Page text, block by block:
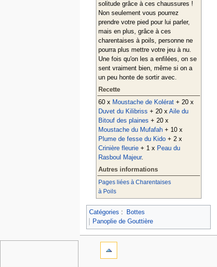
solitude grâce à ces chaussures !
Non seulement vous pourrez
prendre votre pied pour lui parler,
mais en plus, grâce à ces
charentaises à poils, personne ne
pourra plus mettre votre jeu à nu.
Une fois qu'on les a enfilées, on se
sent vraiment bien, même si on a
un peu honte de sortir avec.
Recette
60 x Moustache de Kolérat+ 20 x
Duvet du Kilibriss + 20 x Aile du
Bitouf des plaines + 20 x
Moustache du Mufafah+ 10 x
Plume de fesse du Kido+ 2 x
Crinière fleurie+ 1 x Peau du
Rasboul Majeur.
Autres informations
Pages liées à Charentaises
à Poils
Catégories :
Bottes
Panoplie de Gouttière